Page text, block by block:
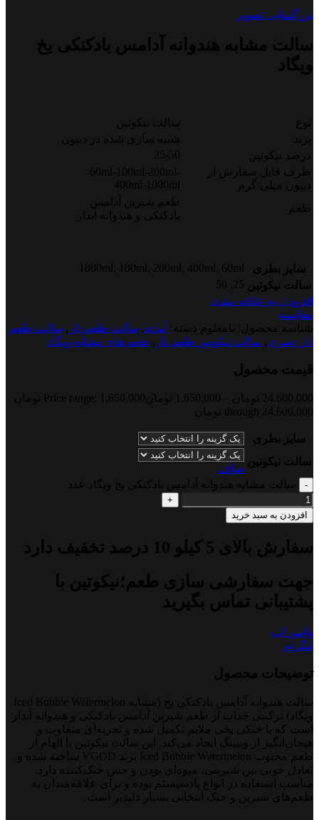
بزرگنمایی تصویر
سالت مشابه هندوانه آدامس بادکنکی یخ
ویگاد
نوع
سالت نیکوتین
برند
شبیه سازی شده در دیپون
درصد نیکوتین
25-50
ظرف قابل سفارش از
دیپون میلی گرم
60ml-100ml-200ml-
400ml-1000ml
طعم
طعم شیرین آدامس
بادکنکی و هندوانه آبدار
سایز بطری 1000ml 100ml 200ml 400ml
60ml
سالت نیکوتین 25
50
افزودن به علاقه مندی
مقایسه
شناسه محصول: نامعلوم دسته: آماده سالت طعم دار
سالت طعم
دار دسری سالت نیکوتین طعم دار طعم های مشابه ویگاد
قیمت محصول
24,600,000 تومان 1,650,000 تومان
Price range: 1,650,000 تومان
through 24,600,000 تومان
سایز بطری
سالت نیکوتین
صاف
سالت مشابه هندوانه آدامس بادکنکی یخ ویگاد عدد
افزودن به سبد خرید
سفارش بالای 5 کیلو 10 درصد تخفیف دارد
جهت سفارشی سازی طعم؛نیکوتین با
پشتیبانی تماس بگیرید
واتس اپ
تلگرام
توضیحات محصول
سالت هندوانه آدامس بادکنکی یخ (مشابه Iced Bubble Watermelon
ویگاد) ترکیبی جذاب از طعم شیرین آدامس بادکنکی و هندوانه آبدار
است که با خنکی یخی ملایم تکمیل شده و تجربه‌ای متفاوت و
هیجان‌انگیز از ویپینگ ایجاد می‌کند. این سالت نیکوتین با الهام از
طعم محبوب Iced Bubble Watermelon برند VGOD ساخته شده و
تعادل خوبی بین شیرینی، میوه‌ای بودن و حس خنک‌کننده دارد.
مناسب استفاده در انواع پادسیستم بوده و برای علاقه‌مندان به
طعم‌های شیرین و خنک انتخابی بسیار دلپذیر است.